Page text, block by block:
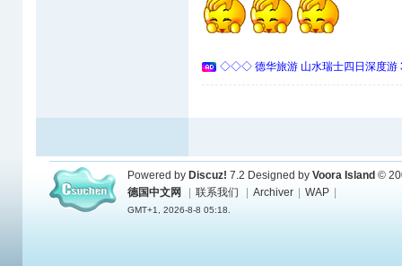
◇◇◇ 德华旅游 山水瑞士四日深度
Powered by Discuz! 7.2 Designed by Voora Island ©
德国中文网
联系我们 Archiver WAP
GMT+1, 2026-8-8 05:18.